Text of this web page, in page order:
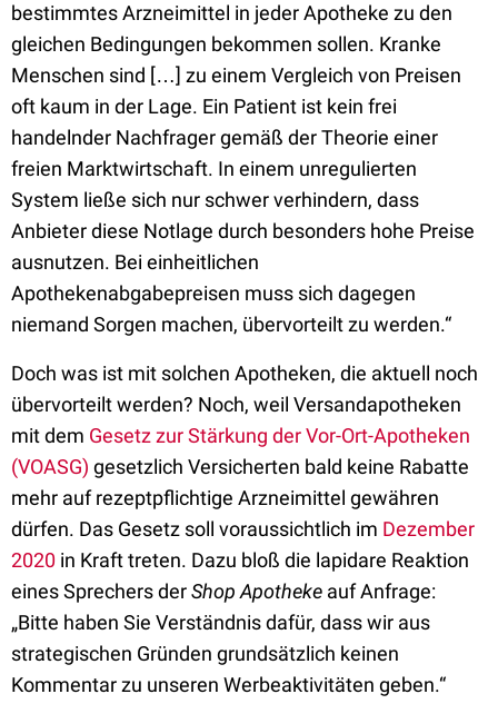
bestimmtes Arzneimittel in jeder Apotheke zu den
gleichen Bedingungen bekommen sollen. Kranke
Menschen sind […] zu einem Vergleich von Preisen
oft kaum in der Lage. Ein Patient ist kein frei
handelnder Nachfrager gemäß der Theorie einer
freien Marktwirtschaft. In einem unregulierten
System ließe sich nur schwer verhindern, dass
Anbieter diese Notlage durch besonders hohe Preise
ausnutzen. Bei einheitlichen
Apothekenabgabepreisen muss sich dagegen
niemand Sorgen machen, übervorteilt zu werden.“
Doch was ist mit solchen Apotheken, die aktuell noch
übervorteilt werden? Noch, weil Versandapotheken
mit dem Gesetz zur Stärkung der Vor-Ort-Apotheken
(VOASG) gesetzlich Versicherten bald keine Rabatte
mehr auf rezeptpflichtige Arzneimittel gewähren
dürfen. Das Gesetz soll voraussichtlich im Dezember
2020 in Kraft treten. Dazu bloß die lapidare Reaktion
eines Sprechers derShop Apotheke auf Anfrage:
„Bitte haben Sie Verständnis dafür, dass wir aus
strategischen Gründen grundsätzlich keinen
Kommentar zu unseren Werbeaktivitäten geben.“